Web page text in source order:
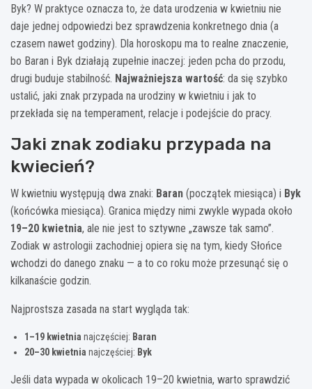
Byk? W praktyce oznacza to, że data urodzenia w kwietniu nie
daje jednej odpowiedzi bez sprawdzenia konkretnego dnia (a
czasem nawet godziny). Dla horoskopu ma to realne znaczenie,
bo Baran i Byk działają zupełnie inaczej: jeden pcha do przodu,
drugi buduje stabilność. Najważniejsza wartość: da się szybko
ustalić, jaki znak przypada na urodziny w kwietniu i jak to
przekłada się na temperament, relacje i podejście do pracy.
Jaki znak zodiaku przypada na
kwiecień?
W kwietniu występują dwa znaki: Baran (początek miesiąca) i Byk
(końcówka miesiąca). Granica między nimi zwykle wypada około
19–20 kwietnia, ale nie jest to sztywne „zawsze tak samo”.
Zodiak w astrologii zachodniej opiera się na tym, kiedy Słońce
wchodzi do danego znaku — a to co roku może przesunąć się o
kilkanaście godzin.
Najprostsza zasada na start wygląda tak:
1–19 kwietnia najczęściej: Baran
20–30 kwietnia najczęściej: Byk
Jeśli data wypada w okolicach 19–20 kwietnia, warto sprawdzić